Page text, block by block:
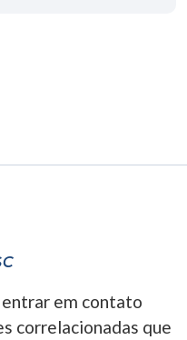
entrar em contato
correlacionadas que